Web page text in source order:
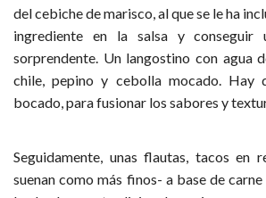
del cebiche de marisco, al que se le ha
ingrediente en la salsa y conseguir
sorprendente. Un langostino con agua
chile, pepino y cebolla mocado. Hay
bocado, para fusionar los sabores y
Seguidamente, unas flautas, tacos en
suenan como más finos- a base de